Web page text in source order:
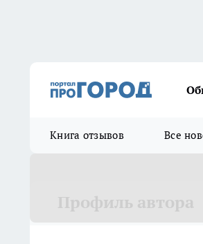
Книга отзывов Все